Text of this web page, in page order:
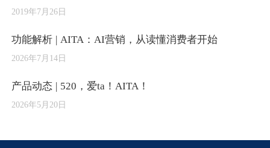
2019年7月26日
功能解析 | AITA：AI营销，从读懂消费者开始
2026年7月14日
产品动态 | 520，爱ta！AITA！
2026年5月20日